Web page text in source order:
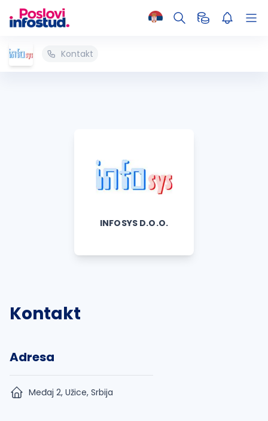
Kontakt
INFOSYS D.O.O.
Kontakt
Adresa
Međaj 2, Užice, Srbija